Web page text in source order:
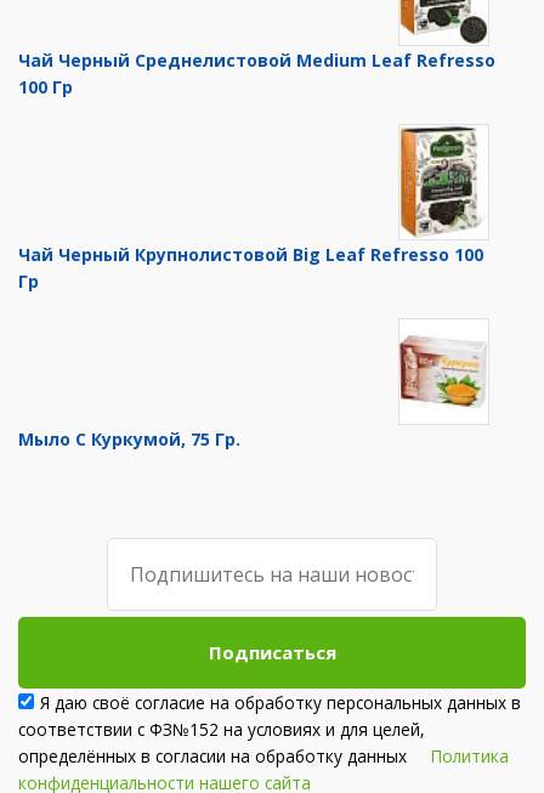
Чай Черный Среднелистовой Medium Leaf Refresso
100 Гр
Чай Черный Крупнолистовой Big Leaf Refresso 100
Гр
Мыло С Куркумой, 75 Гр.
Подписаться
Я даю своё согласие на обработку персональных данных в
соответствии с ФЗ№152 на условиях и для целей,
определённых в согласии на обработку данных Политика
конфиденциальности нашего сайта